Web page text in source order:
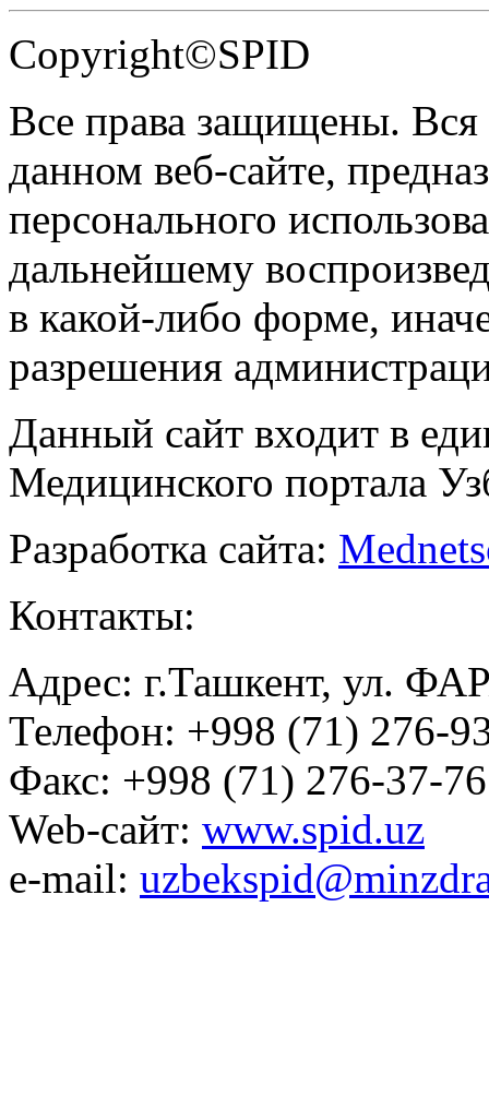
Copyright©SPID
Все права защищены.
данном веб-сайте,
персонального
дальнейшему
в какой-либо форме,
разрешения
Данный сайт входит в
Медицинского портала
Разработка сайта:
Контакты:
Адрес: г.Ташкент, ул.
Телефон: +998 (71) 276-
Факс: +998 (71) 276-37-76
Web-сайт: www.spid.uz
e-mail: